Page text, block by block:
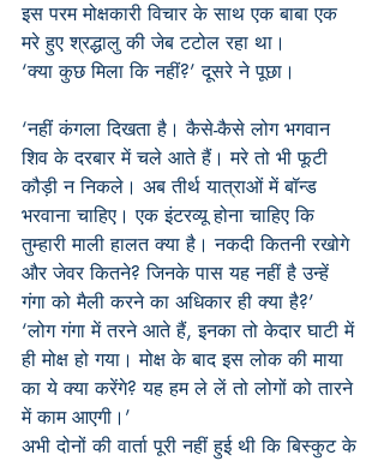
इस परम मोक्षकारी विचार के साथ एक बाबा एक
मरे हुए श्रद्धालु की जेब टटोल रहा था।
‘क्या कुछ मिला कि नहीं?’ दूसरे ने पूछा।
‘नहीं कंगला दिखता है। कैसे-कैसे लोग भगवान
शिव के दरबार में चले आते हैं। मरे तो भी फूटी
कौड़ी न निकले। अब तीर्थ यात्राओं में बॉन्ड
भरवाना चाहिए। एक इंटरव्यू होना चाहिए कि
तुम्हारी माली हालत क्या है। नकदी कितनी रखोगे
और जेवर कितने? जिनके पास यह नहीं है उन्हें
गंगा को मैली करने का अधिकार ही क्या है?’
‘लोग गंगा में तरने आते हैं, इनका तो केदार घाटी में
ही मोक्ष हो गया। मोक्ष के बाद इस लोक की माया
का ये क्या करेंगे? यह हम ले लें तो लोगों को तारने
में काम आएगी।’
अभी दोनों की वार्ता पूरी नहीं हुई थी कि बिस्कुट के